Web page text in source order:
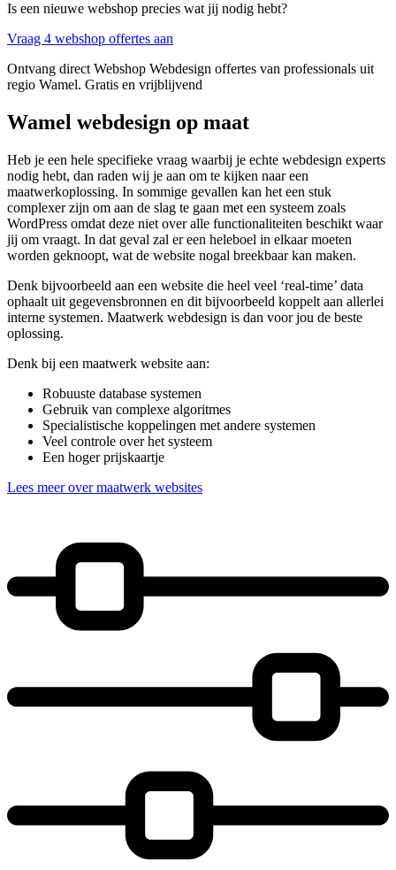
Is een nieuwe webshop precies wat jij nodig hebt?
Vraag 4 webshop offertes aan
Ontvang direct Webshop Webdesign offertes van professionals uit
regio Wamel. Gratis en vrijblijvend
Wamel webdesign op maat
Heb je een hele specifieke vraag waarbij je echte webdesign experts
nodig hebt, dan raden wij je aan om te kijken naar een
maatwerkoplossing. In sommige gevallen kan het een stuk
complexer zijn om aan de slag te gaan met een systeem zoals
WordPress omdat deze niet over alle functionaliteiten beschikt waar
jij om vraagt. In dat geval zal er een heleboel in elkaar moeten
worden geknoopt, wat de website nogal breekbaar kan maken.
Denk bijvoorbeeld aan een website die heel veel ‘real-time’ data
ophaalt uit gegevensbronnen en dit bijvoorbeeld koppelt aan allerlei
interne systemen. Maatwerk webdesign is dan voor jou de beste
oplossing.
Denk bij een maatwerk website aan:
Robuuste database systemen
Gebruik van complexe algoritmes
Specialistische koppelingen met andere systemen
Veel controle over het systeem
Een hoger prijskaartje
Lees meer over maatwerk websites